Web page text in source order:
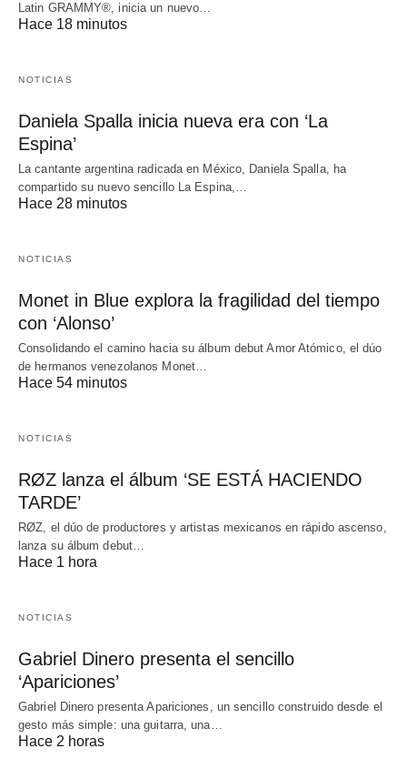
Latin GRAMMY®, inicia un nuevo…
Hace 18 minutos
NOTICIAS
Daniela Spalla inicia nueva era con ‘La
Espina’
La cantante argentina radicada en México, Daniela Spalla, ha
compartido su nuevo sencillo La Espina,…
Hace 28 minutos
NOTICIAS
Monet in Blue explora la fragilidad del tiempo
con ‘Alonso’
Consolidando el camino hacia su álbum debut Amor Atómico, el dúo
de hermanos venezolanos Monet…
Hace 54 minutos
NOTICIAS
RØZ lanza el álbum ‘SE ESTÁ HACIENDO
TARDE’
RØZ, el dúo de productores y artistas mexicanos en rápido ascenso,
lanza su álbum debut…
Hace 1 hora
NOTICIAS
Gabriel Dinero presenta el sencillo
‘Apariciones’
Gabriel Dinero presenta Apariciones, un sencillo construido desde el
gesto más simple: una guitarra, una…
Hace 2 horas